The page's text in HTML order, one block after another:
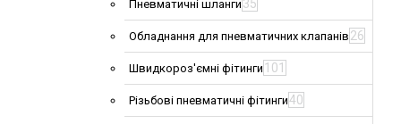
Пневматичні шланги 35
Обладнання для пневматичних клапанів 26
Швидкороз'ємні фітинги 101
Різьбові пневматичні фітинги40